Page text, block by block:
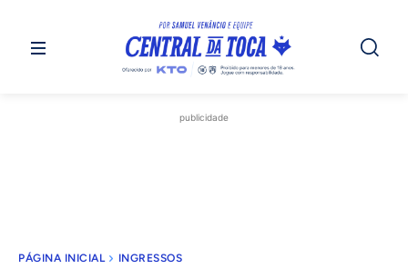
publicidade
PÁGINA INICIAL INGRESSOS